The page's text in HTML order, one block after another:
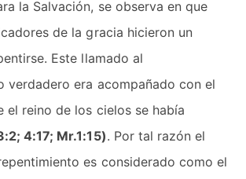
la Salvación, se observa en que
de la gracia hicieron un
Este llamado al
verdadero era acompañado con el
el reino de los cielos se había
4:17; Mr.1:15). Por tal razón el
es considerado como el